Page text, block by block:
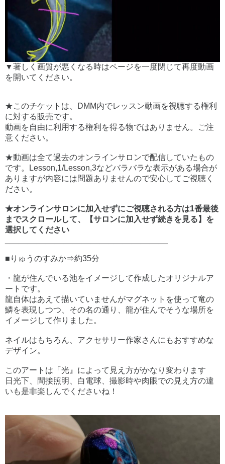
▼著しく画質が悪くなる時はページを一度閉じて再度動画
を開いてください。
★このチケットは、DMM内でレッスン動画を視聴する権利
に対する販売です。
動画を自由に利用する権利を得る物ではありません。ご注
意ください。
★動画は全て過去のオンラインサロンで配信していたもの
です。Lesson,1/Lesson,3などバラバラな表示がある場合が
ありますが内容には問題ありませんので安心してご視聴く
ださい。
★オンラインサロンに加入せずにご視聴される方は1番最後
までスクロールして、【サロンに加入せず続きを見る】を
選択してください
■りゅうのすみか⇒約35分
・龍が住んでいる池をイメージして作成したオリジナルア
ートです。
龍自体はあえて描いていませんがマグネットを使って竜の
鱗を表現しつつ、その名の通り、龍が住んでそうな場所を
イメージして作りました。
ネイルはもちろん、アクセサリー作家さんにもおすすめな
デザイン。
このアートは「光』によって見え方がかなり変わります
日光下、間接照明、白電球、撮影時や肉眼での見え方の違
いも是非楽しんでくださいね！